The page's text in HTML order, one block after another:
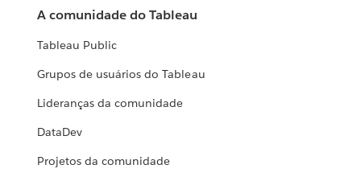
A comunidade do Tableau
Tableau Public
Grupos de usuários do Tableau
Lideranças da comunidade
DataDev
Projetos da comunidade